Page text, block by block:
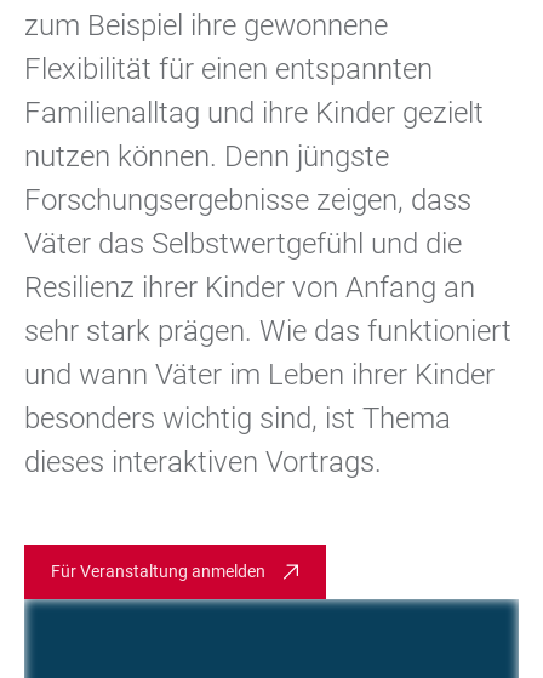
zum Beispiel ihre gewonnene
Flexibilität für einen entspannten
Familienalltag und ihre Kinder gezielt
nutzen können. Denn jüngste
Forschungsergebnisse zeigen, dass
Väter das Selbstwertgefühl und die
Resilienz ihrer Kinder von Anfang an
sehr stark prägen. Wie das funktioniert
und wann Väter im Leben ihrer Kinder
besonders wichtig sind, ist Thema
dieses interaktiven Vortrags.
Für Veranstaltung anmelden